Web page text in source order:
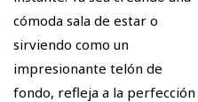
cómoda sala de estar o
sirviendo como un
impresionante telón de
fondo, refleja a la perfección